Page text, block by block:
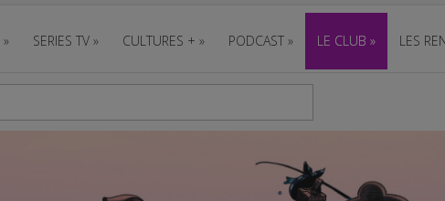
» SERIES TV » CULTURES + » PODCAST » LE CLUB » LES